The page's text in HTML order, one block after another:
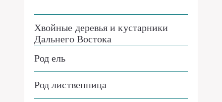
Хвойные деревья и кустарники
Дальнего Востока
Род ель
Род лиственница